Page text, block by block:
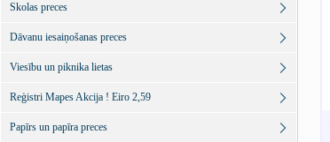
Skolas preces
Dāvanu iesaiņošanas preces
Viesību un piknika lietas
Reģistri Mapes Akcija ! Eiro 2,59
Papīrs un papīra preces